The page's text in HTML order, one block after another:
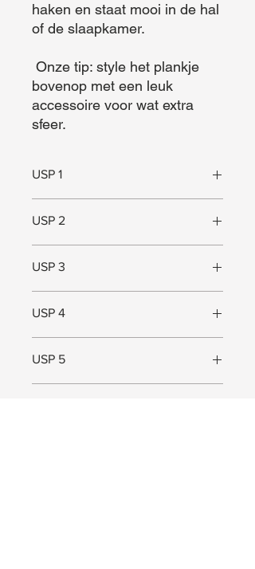
haken en staat mooi in de hal
of de slaapkamer.
bovenop met een leuk
accessoire voor wat extra
sfeer.
USP 1
USP 2
USP 3
USP 4
USP 5